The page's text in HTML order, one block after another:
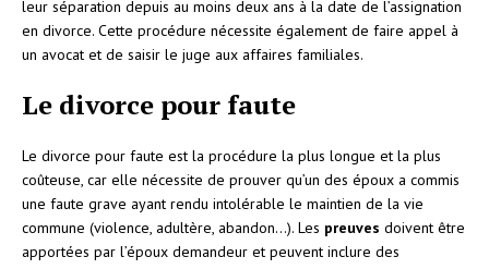
leur séparation depuis au moins deux ans à la date de l’assignation
en divorce. Cette procédure nécessite également de faire appel à
un avocat et de saisir le juge aux affaires familiales.
Le divorce pour faute
Le divorce pour faute est la procédure la plus longue et la plus
coûteuse, car elle nécessite de prouver qu’un des époux a commis
une faute grave ayant rendu intolérable le maintien de la vie
commune (violence, adultère, abandon…). Les preuves doivent être
apportées par l’époux demandeur et peuvent inclure des